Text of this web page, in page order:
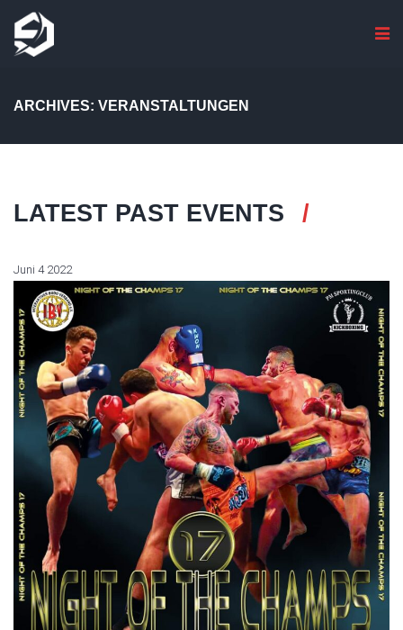
ARCHIVES: VERANSTALTUNGEN
LATEST PAST EVENTS
Juni 4 2022